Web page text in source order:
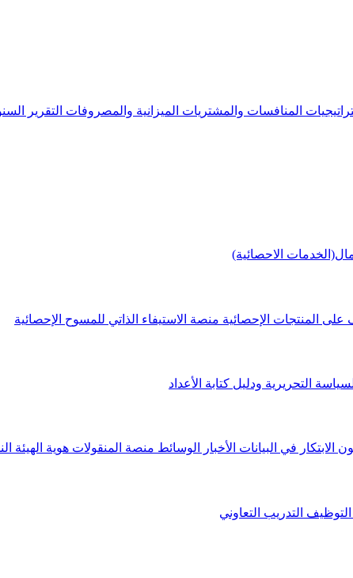
المنافسات والمشتريات الميزانية والمصروفات التقرير
الاحصائية)
على المنتجات الإحصائية منصة الاستيفاء الذاتي للمسوح الإحصائية
التحريرية ودليل كتابة الأعداد
الابتكار في البيانات الأخبار الوسائط منصة المنقولات هوية الهيئة
التوظيف التدريب التعاوني